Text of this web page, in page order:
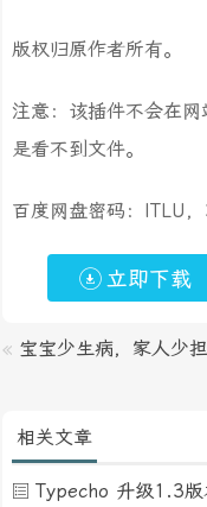
版权归原作者所有。
注意：该插件不会在
是看不到文件。
百度网盘密码：ITLU
立即下载
« 宝宝少生病，家人少
相关文章
Typecho 升级1.3